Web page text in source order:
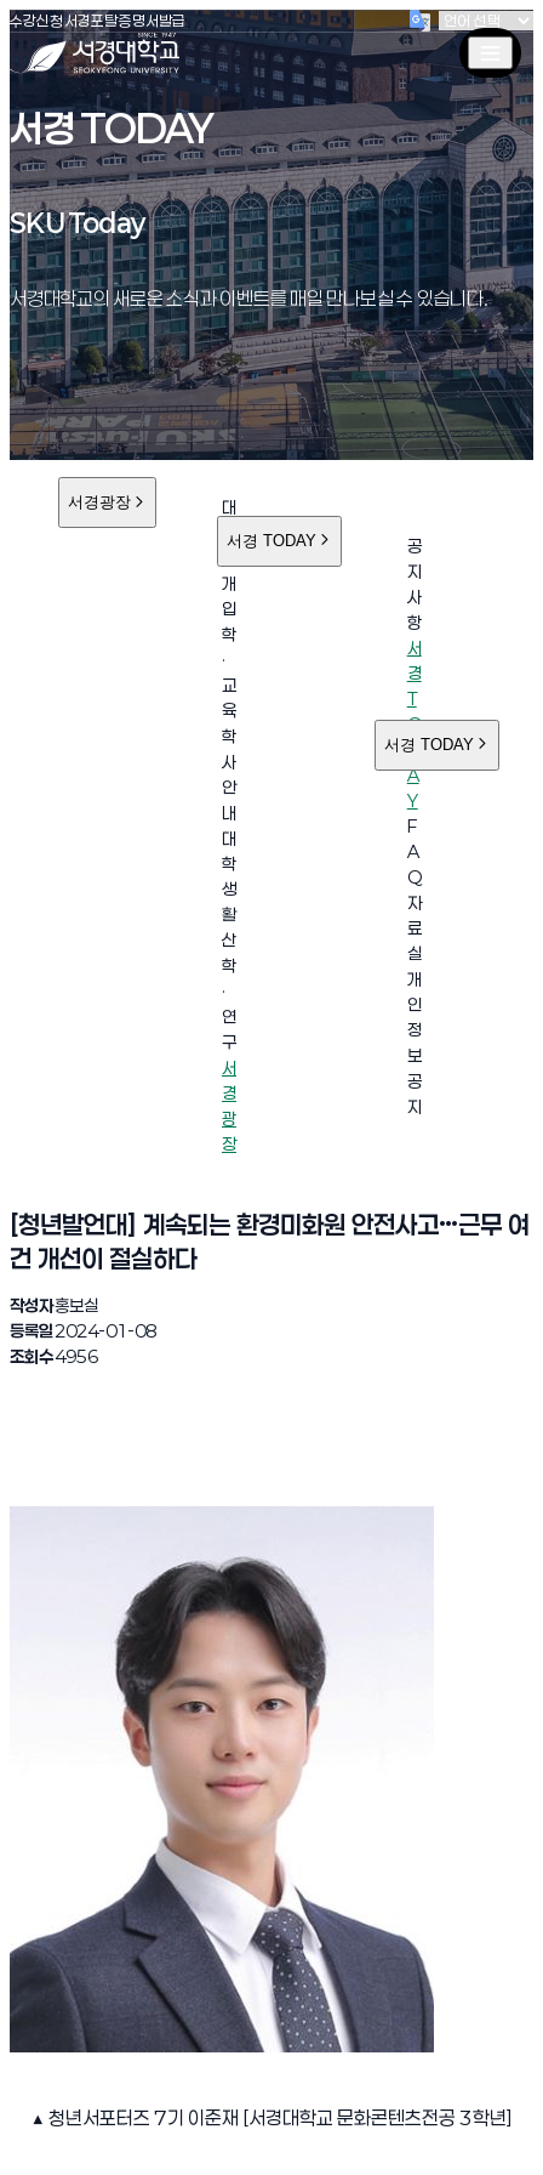
서경대학교
수강신청(새창 열림)
서경포탈(새창 열림)
증명서발급(새창 열림)
서경 TODAY
SKU Today
SKU Today
서경대학교의 새로운 소식과 이벤트를 매일 만나보실 수 있습니다.
서경광장
대
학
개
입
학
·
교
육
학
사
안
내
대
학
생
활
산
학
·
연
구
서
경
광
장
서경 TODAY
공
지
사
항
서
경
T
O
D
A
Y
F
A
Q
자
료
실
개
인
정
보
공
지
서경 TODAY
[청년발언대] 계속되는 환경미화원 안전사고…근무 여
건 개선이 절실하다
작성자홍보실
등록일2024-01-08
조회수4956
▲ 청년서포터즈 7기 이준재 [서경대학교 문화콘텐츠전공 3학년]